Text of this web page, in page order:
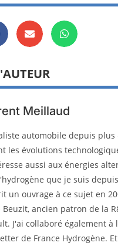
Meillaud
automobile depuis plus
les évolutions
aussi aux énergies
que je suis
un ouvrage à ce sujet en
Beuzit, ancien patron de la
J'ai collaboré également à
de France Hydrogène.